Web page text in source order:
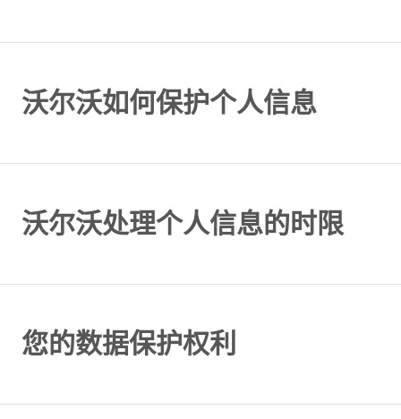
沃尔沃如何保护个人信息
沃尔沃处理个人信息的时限
您的数据保护权利